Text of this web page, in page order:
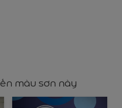
màu sơn này